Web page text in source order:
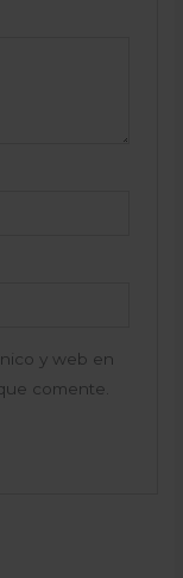
y web en
comente.